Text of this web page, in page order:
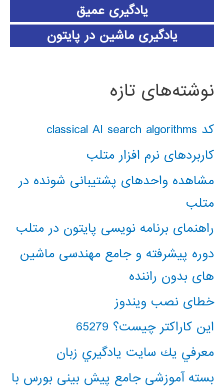
یادگیری عمیق
یادگیری ماشین در پایتون
نوشته‌های تازه
کد classical AI search algorithms
کاربردهای نرم افزار متلب
مشاهده واحدهای پشتیبانی شونده در
متلب
راهنمای برنامه نویسی پایتون در متلب
دوره پیشرفته و جامع مهندسی ماشین
های بدون راننده
خطای نصب ویندوز
این کاراکتر چیست؟ 65279
معرفي يك سايت يادگيري زبان
بسته آموزشی جامع پیش بینی بورس با